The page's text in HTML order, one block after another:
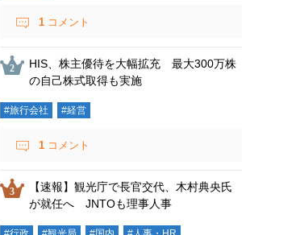
1 コメント
HIS、株主優待を大幅拡充 最大300万株
の自己株式取得も実施
#旅行会社 #経営
1 コメント
【速報】観光庁で長官交代、木村典央氏
が就任へ JNTOも理事人事